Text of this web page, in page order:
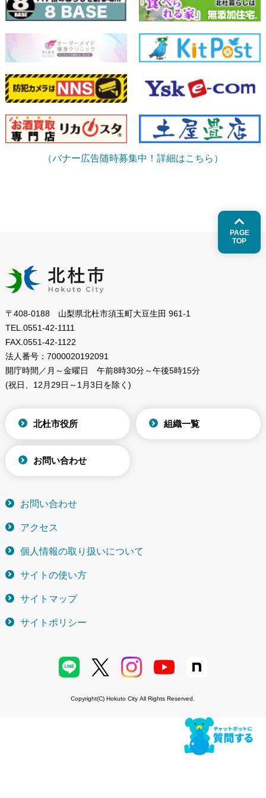
（バナー広告随時募集中！詳細はこちら）
PAGE
TOP
〒408-0188 山梨県北杜市須玉町大豆生田 961-1
TEL. 0551-42-1111
FAX. 0551-42-1122
法人番号： 7000020192091
開庁時間／月～金曜日
午前8時30分～午後5時15分
(祝日、12月29日～1月3日を除く)
北杜市役所 組織一覧
お問い合わせ
お問い合わせ
アクセス
個人情報の取り扱いについて
サイトの使い方
サイトマップ
サイトポリシー
Copyright(C) Hokuto City All Rights Reserved.